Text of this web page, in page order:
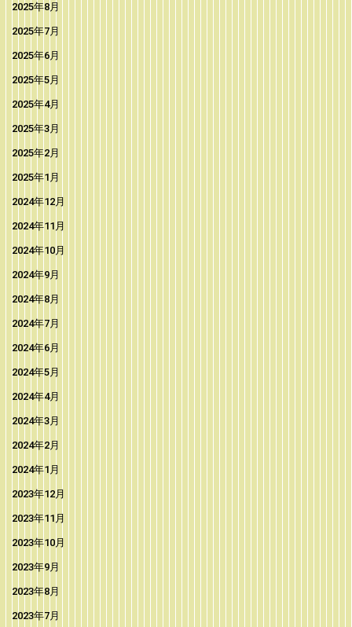
2025年8月
2025年7月
2025年6月
2025年5月
2025年4月
2025年3月
2025年2月
2025年1月
2024年12月
2024年11月
2024年10月
2024年9月
2024年8月
2024年7月
2024年6月
2024年5月
2024年4月
2024年3月
2024年2月
2024年1月
2023年12月
2023年11月
2023年10月
2023年9月
2023年8月
2023年7月